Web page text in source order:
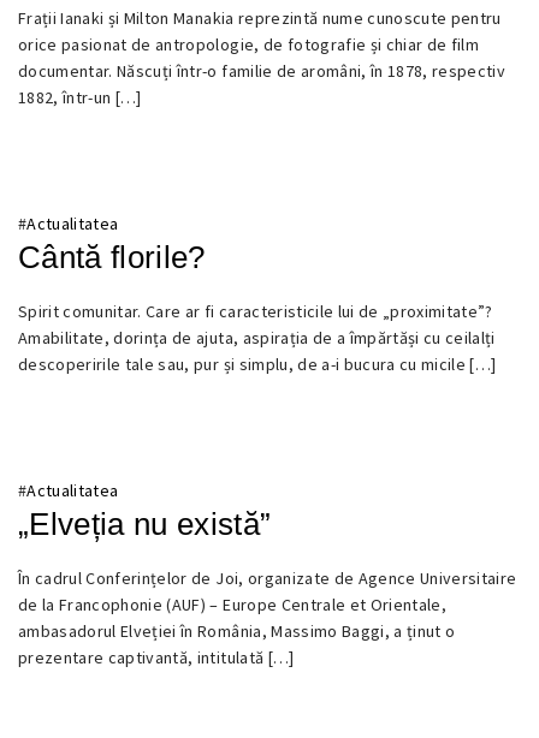
27
IUNIE
2025
Frații Ianaki și Milton Manakia reprezintă nume cunoscute pentru
orice pasionat de antropologie, de fotografie și chiar de film
documentar. Născuți într-o familie de aromâni, în 1878, respectiv
1882, într-un […]
#Actualitatea
Cântă florile?
25
IUNIE
2025
Spirit comunitar. Care ar fi caracteristicile lui de „proximitate”?
Amabilitate, dorința de ajuta, aspirația de a împărtăși cu ceilalți
descoperirile tale sau, pur și simplu, de a-i bucura cu micile […]
#Actualitatea
„Elveția nu există”
21
IUNIE
2025
În cadrul Conferințelor de Joi, organizate de Agence Universitaire
de la Francophonie (AUF) – Europe Centrale et Orientale,
ambasadorul Elveției în România, Massimo Baggi, a ținut o
prezentare captivantă, intitulată […]